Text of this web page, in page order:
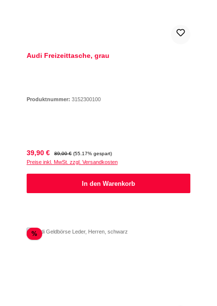
Audi Freizeittasche, grau
Produktnummer: 3152300100
Verkaufspreis:
39,90 € Regulärer Preis:
89,00 € (55.17% gespart)
Preise inkl. MwSt. zzgl. Versandkosten
In den Warenkorb
%Rabatt